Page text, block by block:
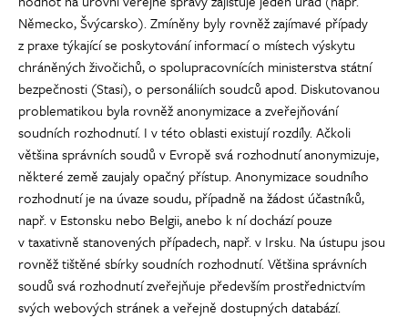
Německo, Švýcarsko). Zmíněny byly rovněž zajímavé případy
z praxe týkající se poskytování informací o místech výskytu
chráněných živočichů, o spolupracovnících ministerstva státní
bezpečnosti (Stasi), o personáliích soudců apod. Diskutovanou
problematikou byla rovněž anonymizace a zveřejňování
soudních rozhodnutí. I v této oblasti existují rozdíly. Ačkoli
většina správních soudů v Evropě svá rozhodnutí anonymizuje,
některé země zaujaly opačný přístup. Anonymizace soudního
rozhodnutí je na úvaze soudu, případně na žádost účastníků,
např. v Estonsku nebo Belgii, anebo k ní dochází pouze
v taxativně stanovených případech, např. v Irsku. Na ústupu jsou
rovněž tištěné sbírky soudních rozhodnutí. Většina správních
soudů svá rozhodnutí zveřejňuje především prostřednictvím
svých webových stránek a veřejně dostupných databází.